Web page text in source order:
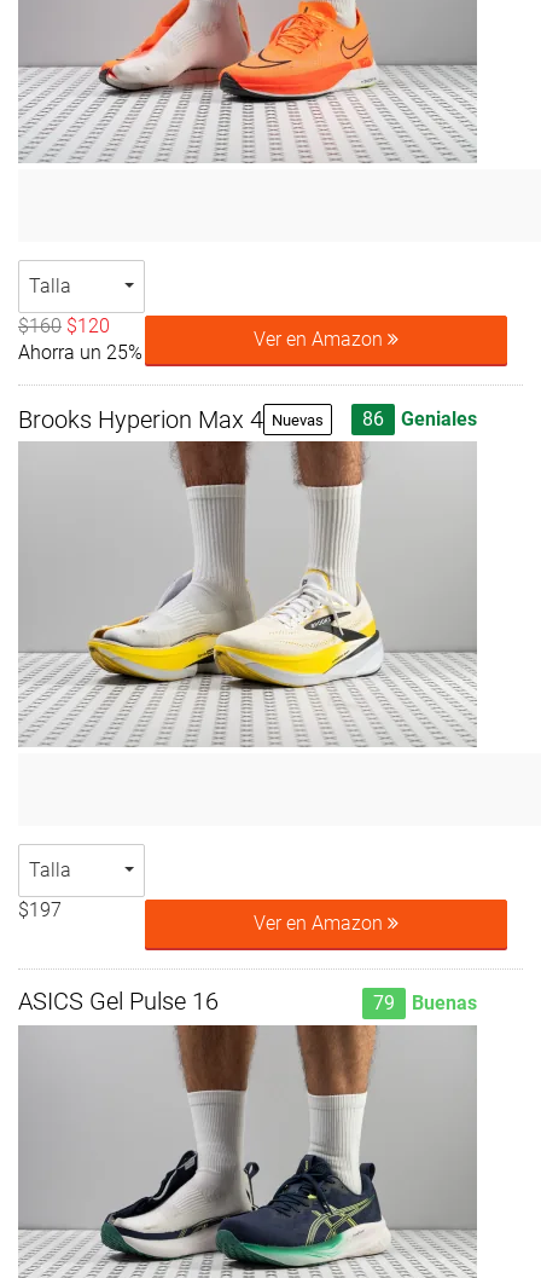
Talla
$160 $120
Ahorra un 25%
Ver en Amazon
Brooks Hyperion Max 4 Nuevas 86 Geniales
Talla
$197
Ver en Amazon
ASICS Gel Pulse 16 79 Buenas